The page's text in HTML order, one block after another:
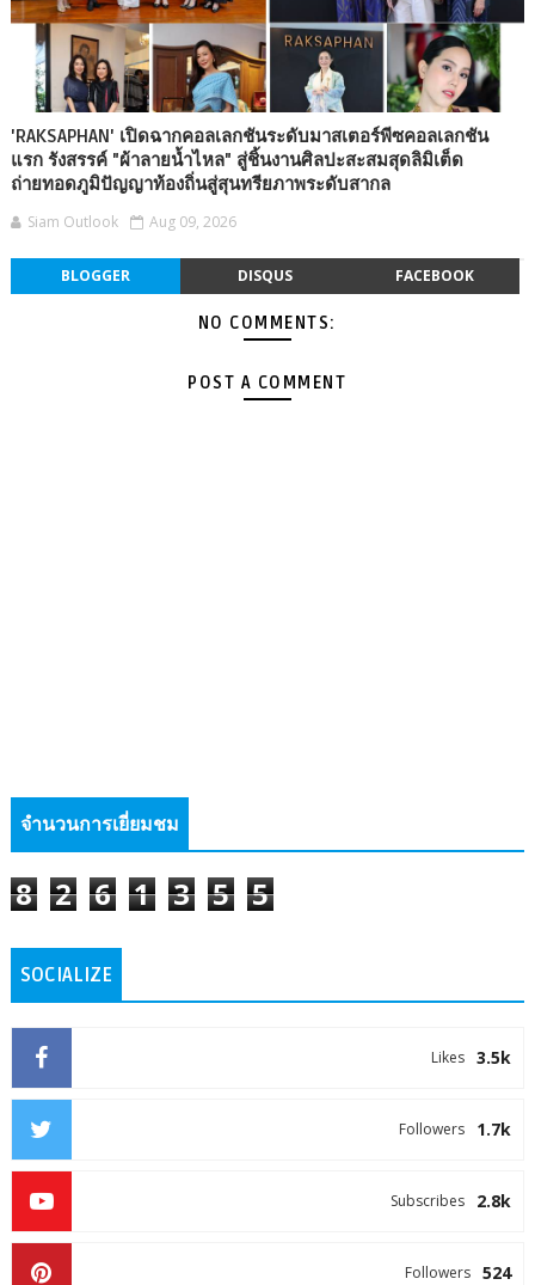
'RAKSAPHAN' เปิดฉากคอลเลกชันระดับมาสเตอร์พีซคอลเลกชัน
แรก รังสรรค์ "ผ้าลายน้ำไหล" สู่ชิ้นงานศิลปะสะสมสุดลิมิเต็ด
ถ่ายทอดภูมิปัญญาท้องถิ่นสู่สุนทรียภาพระดับสากล
Siam Outlook Aug 09, 2026
BLOGGER DISQUS FACEBOOK
NO COMMENTS:
POST A COMMENT
จำนวนการเยี่ยมชม
8 2 6 1 3 5 5
SOCIALIZE
3.5k
Likes
1.7k
Followers
2.8k
Subscribes
524
Followers